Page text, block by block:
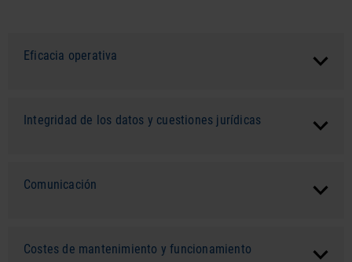
Eficacia operativa
Integridad de los datos y cuestiones jurídicas
Comunicación
Costes de mantenimiento y funcionamiento